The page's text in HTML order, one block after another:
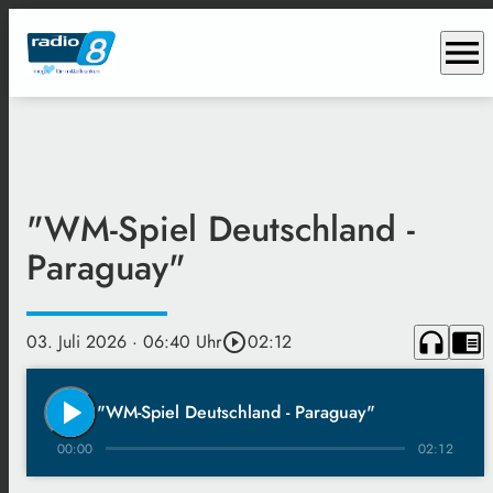
menu
"WM-Spiel Deutschland -
Paraguay"
03. Juli 2026 · 06:40 Uhrplay_circle_outline02:12 headphones chrome_reader_mode
play_arrow "WM-Spiel Deutschland - Paraguay"
00:00 02:12